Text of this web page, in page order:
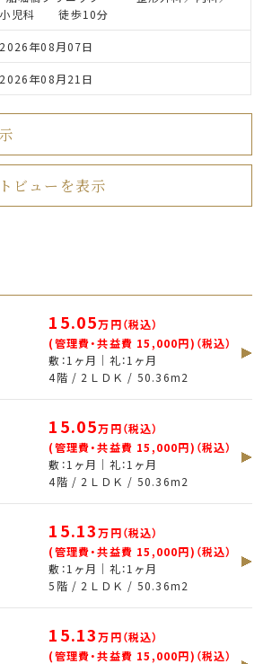
小児科 徒歩10分
2026年08月07日
2026年08月21日
ビューを表示
15.05万円（税込）
(管理費・共益費 15,000円)（税込）
敷：1ヶ月｜礼：1ヶ月
4階 / 2ＬＤＫ / 50.36m2
15.05万円（税込）
(管理費・共益費 15,000円)（税込）
敷：1ヶ月｜礼：1ヶ月
4階 / 2ＬＤＫ / 50.36m2
15.13万円（税込）
(管理費・共益費 15,000円)（税込）
敷：1ヶ月｜礼：1ヶ月
5階 / 2ＬＤＫ / 50.36m2
15.13万円（税込）
(管理費・共益費 15,000円)（税込）